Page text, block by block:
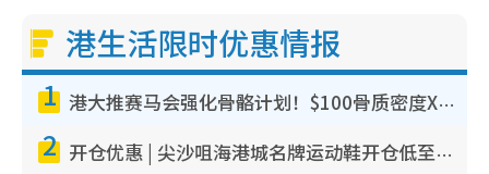
港生活限时优惠情报
1 港大推赛马会强化骨骼计划！$100骨质密度X光检查 完成免费运动训练送超市礼券！附参加资格
2 开仓优惠 | 尖沙咀海港城名牌运动鞋开仓低至1折！On鞋$899起/Joy&Peace鞋履$98起